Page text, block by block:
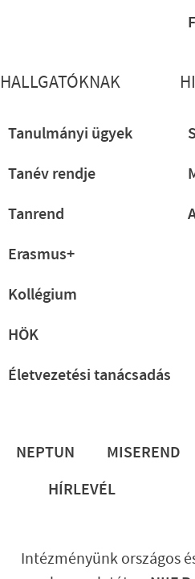
HALLGATÓKNAK
Tanulmányi ügyek
Tanév rendje
Tanrend
Erasmus+
Kollégium
HÖK
Életvezetési tanácsadás
Lábléc
NEPTUN MISEREND
HÍRLEVÉL
Intézményünk országos